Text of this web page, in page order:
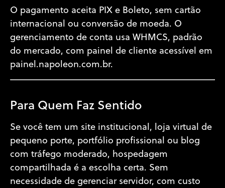
O pagamento aceita PIX e Boleto, sem cartão
internacional ou conversão de moeda. O
gerenciamento de conta usa WHMCS, padrão
do mercado, com painel de cliente acessível em
painel.napoleon.com.br.
Para Quem Faz Sentido
Se você tem um site institucional, loja virtual de
pequeno porte, portfólio profissional ou blog
com tráfego moderado, hospedagem
compartilhada é a escolha certa. Sem
necessidade de gerenciar servidor, com custo